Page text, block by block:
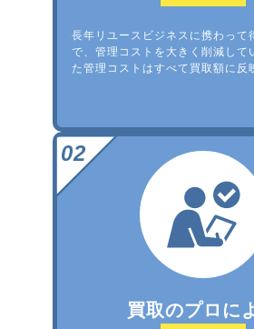
長年リユースビジネスに携わって
で、管理コストを大きく削減して
た管理コストはすべて買取額に反
買取のプロに